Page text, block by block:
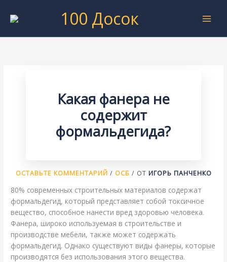
100 Досок
Какая фанера не
содержит
формальдегида?
ОСТАВЬТЕ КОММЕНТАРИЙ / ОСБ / ОТ ИГОРЬ ПАНЧЕНКО
80% современных строительных материалов содержат
формальдегид, который представляет собой токсичное
вещество, способное нанести вред здоровью человека.
Фанера, широко используемая в строительстве и
производстве мебели, также может содержать
формальдегид. Однако существуют виды фанеры, которые
производятся без использования этого вещества.